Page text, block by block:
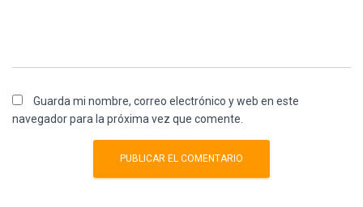
Guarda mi nombre, correo electrónico y web en este
navegador para la próxima vez que comente.